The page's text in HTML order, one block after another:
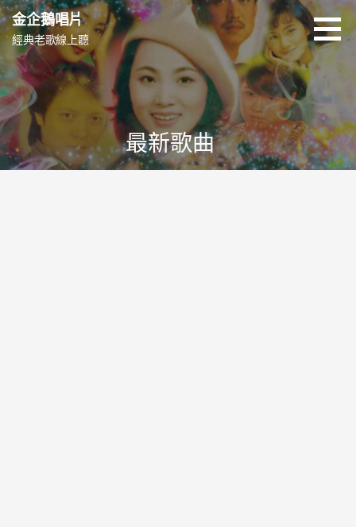
跳
至
主
要
內
容
金企鵝唱片
經典老歌線上聽
最新歌曲